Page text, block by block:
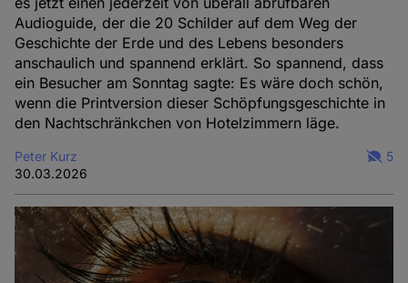
Audioguide, der die 20 Schilder auf dem Weg der
Geschichte der Erde und des Lebens besonders
anschaulich und spannend erklärt. So spannend, dass
ein Besucher am Sonntag sagte: Es wäre doch schön,
wenn die Printversion dieser Schöpfungsgeschichte in
den Nachtschränkchen von Hotelzimmern läge.
Peter Kurz
30.03.2026
5